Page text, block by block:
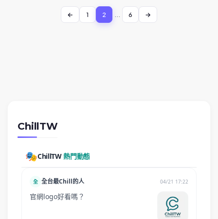
1 2 6
ChillTW